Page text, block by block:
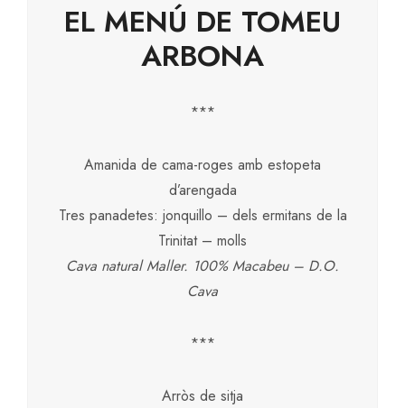
EL MENÚ DE TOMEU
ARBONA
***
Amanida de cama-roges amb estopeta
d’arengada
Tres panadetes: jonquillo – dels ermitans de la
Trinitat – molls
Cava natural Maller. 100% Macabeu – D.O.
Cava
***
Arròs de sitja